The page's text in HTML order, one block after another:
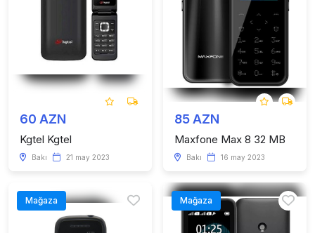
60 AZN
Kgtel Kgtel
Bakı 21 may 2023
85 AZN
Maxfone Max 8 32 MB
Bakı 16 may 2023
Mağaza Mağaza